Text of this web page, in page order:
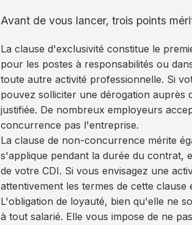
Avant de vous lancer, trois points
La clause d'exclusivité constitue le
pour les postes à responsabilités ou
toute autre activité professionnelle. Si
pouvez solliciter une dérogation auprès
justifiée. De nombreux employeurs
concurrence pas l'entreprise.
La clause de non-concurrence mérite
s'applique pendant la durée du contrat,
de votre CDI. Si vous envisagez une
attentivement les termes de cette clause
L'obligation de loyauté, bien qu'elle ne
à tout salarié. Elle vous impose de ne